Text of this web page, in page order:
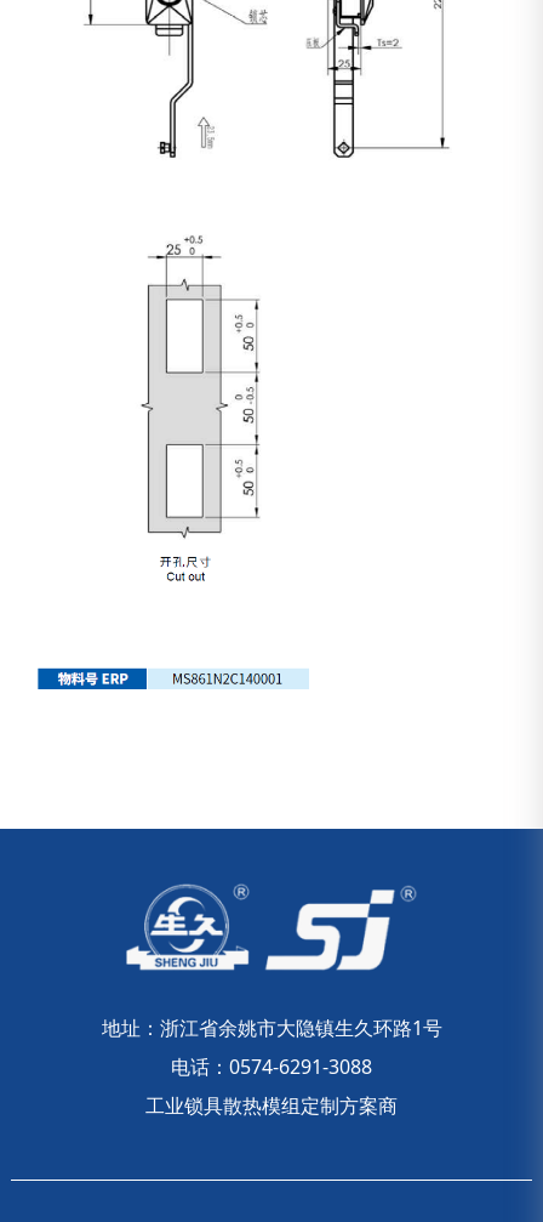
地址：浙江省余姚市大隐镇生久环路1号
电话：0574-6291-3088
工业锁具散热模组定制方案商